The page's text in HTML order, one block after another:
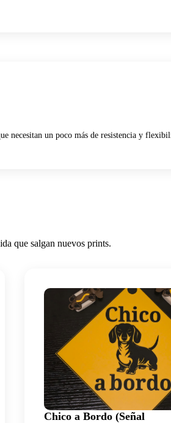
necesitan un poco más de resistencia y
que salgan nuevos prints.
Chico a Bordo (Señal